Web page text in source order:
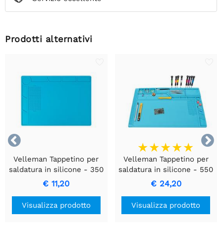
Prodotti alternativi


Velleman Tappetino per
saldatura in silicone - 350
x 250 mm - blu - AS19
€ 11,20
Visualizza prodotto
Velleman Tappetino per
saldatura in silicone - 550
x 350 mm
€ 24,20
Visualizza prodotto